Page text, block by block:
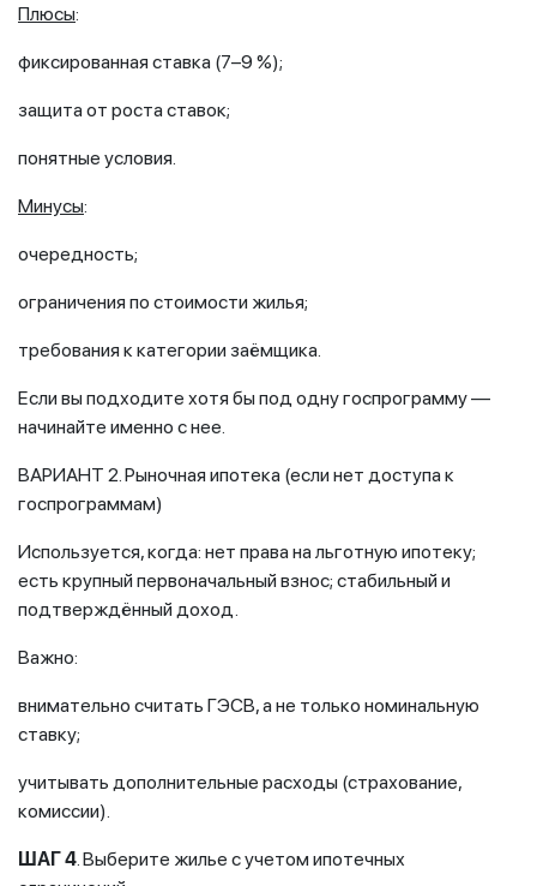
Плюсы:
фиксированная ставка (7–9 %);
защита от роста ставок;
понятные условия.
Минусы:
очередность;
ограничения по стоимости жилья;
требования к категории заёмщика.
Если вы подходите хотя бы под одну госпрограмму —
начинайте именно с нее.
ВАРИАНТ 2. Рыночная ипотека (если нет доступа к
госпрограммам)
Используется, когда: нет права на льготную ипотеку;
есть крупный первоначальный взнос; стабильный и
подтверждённый доход.
Важно:
внимательно считать ГЭСВ, а не только номинальную
ставку;
учитывать дополнительные расходы (страхование,
комиссии).
ШАГ 4 . Выберите жилье с учетом ипотечных